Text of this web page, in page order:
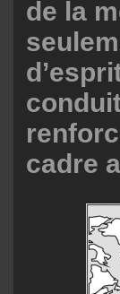
de la
cadre